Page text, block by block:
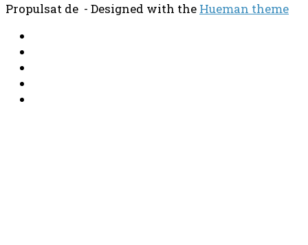
Propulsat de - Designed with the Hueman theme